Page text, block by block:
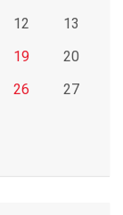
12
13
19
20
26
27